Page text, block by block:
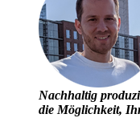
Nachhaltig
die Möglichkeit,